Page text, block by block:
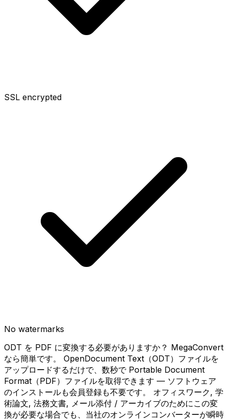
SSL encrypted
No watermarks
ODT を PDF に変換する必要がありますか？ MegaConvert
なら簡単です。 OpenDocument Text（ODT）ファイルを
アップロードするだけで、数秒で Portable Document
Format（PDF）ファイルを取得できます — ソフトウェア
のインストールも会員登録も不要です。 オフィスワーク, 学
術論文, 法務文書, メール添付 / アーカイブのためにこの変
換が必要な場合でも、当社のオンラインコンバーターが瞬時